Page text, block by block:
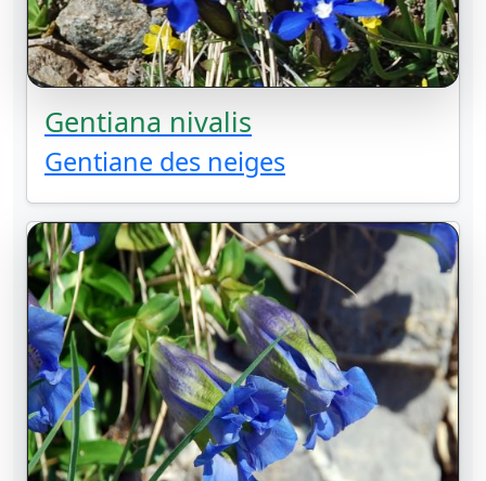
Gentiana nivalis
Gentiane des neiges